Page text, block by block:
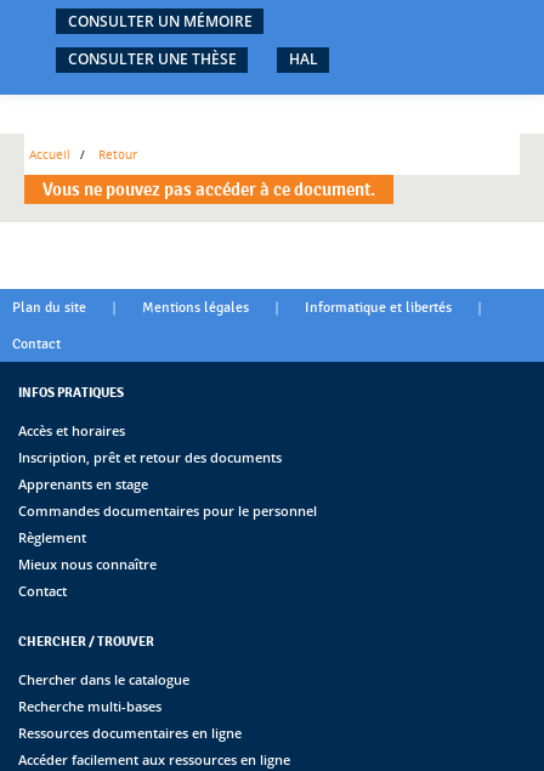
CONSULTER UN MÉMOIRE
CONSULTER UNE THÈSE
HAL
Accueil Retour
Vous ne pouvez pas accéder à ce document.
Plan du site | Mentions légales | Informatique et libertés |
Contact
INFOS PRATIQUES
Accès et horaires
Inscription, prêt et retour des documents
Apprenants en stage
Commandes documentaires pour le personnel
Règlement
Mieux nous connaître
Contact
CHERCHER / TROUVER
Chercher dans le catalogue
Recherche multi-bases
Ressources documentaires en ligne
Accéder facilement aux ressources en ligne